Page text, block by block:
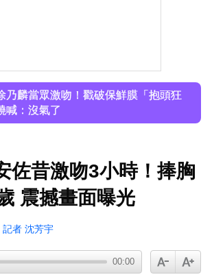
乃麟當眾激吻！戳破保鮮膜「抱頭狂
喊：沒氣了
，隨時掌握天下大小事！
JJA音樂節！被范曉萱1句話打動 放話
佐昔激吻3小時！捧胸
震撼畫面曝光
記者 沈芳宇
00:00